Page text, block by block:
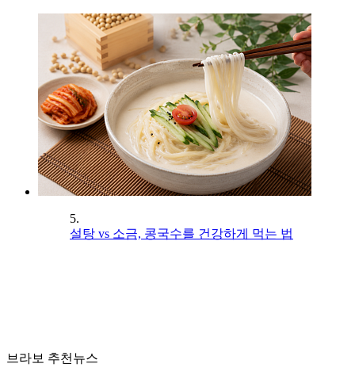
5.
설탕 vs 소금, 콩국수를 건강하게 먹는 법
브라보 추천뉴스